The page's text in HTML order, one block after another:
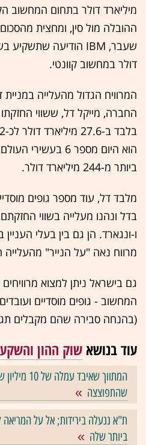
מיליארד דולר בתחום המחשוב
דולר במחשוב קוונטי.
המרוויח הגדול מהעלייה במניית
החברה, מייקל דל, ששווי
הוא היום מספר 6
ביותר מ-244 מיליארד דולר.
מלבד דל, עוד מספר גופים
בדל ונהנו מעלייה בשווי
מרווח נאה "על הנייר"
גם בישראל ניתן למצוא
המחשוב - גופים מוסדיים
(בהנחה סבירה שהם מקבלים
עוד בנושא שוק ההון
המתווך שאיבד
שהתפוצצה
ת"א ננעלה בירידות; אל על
ביותר שלה